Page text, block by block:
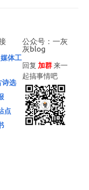
体工
诗选
点
公众号：一灰
灰blog
回复 加群来一
起搞事情吧